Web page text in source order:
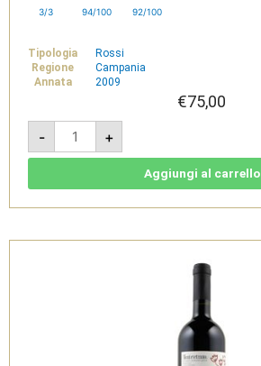
3/3 94/100 92/100
Tipologia
Rossi
Regione
Campania
Annata
2009
€75,00
-
Montevetrano
2009
-
IGT
quantità
+
Aggiungi al carrello